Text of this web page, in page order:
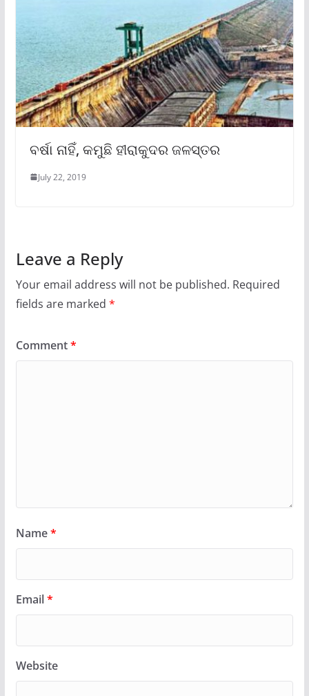
ବର୍ଷା ନାହିଁ, କମୁଛି ହୀରାକୁଦର ଜଳସ୍ତର
July 22, 2019
Leave a Reply
Your email address will not be published. Required
fields are marked *
Comment*
Name*
Email*
Website